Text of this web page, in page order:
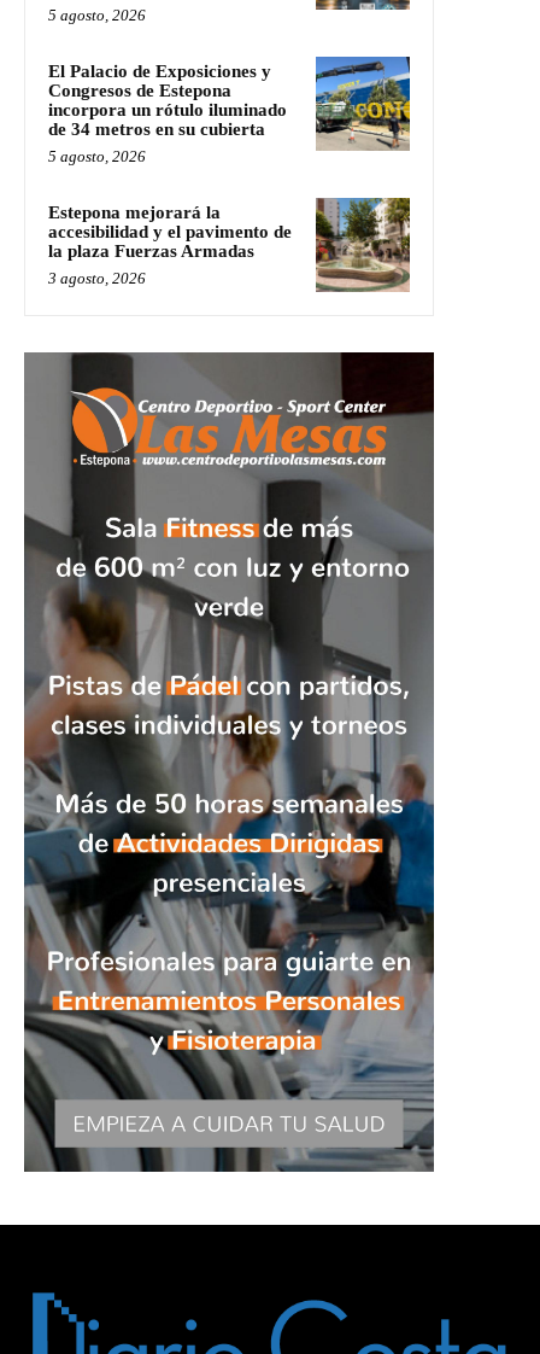
5 agosto, 2026
El Palacio de Exposiciones y
Congresos de Estepona
incorpora un rótulo iluminado
de 34 metros en su cubierta
5 agosto, 2026
Estepona mejorará la
accesibilidad y el pavimento de
la plaza Fuerzas Armadas
3 agosto, 2026